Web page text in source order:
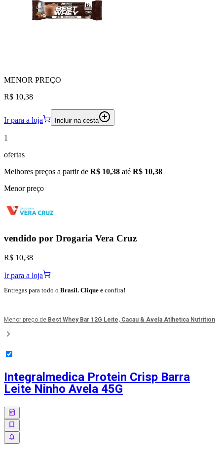
MENOR PREÇO
R$ 10,38
Ir para a loja Incluir na cesta
1
ofertas
Melhores preços a partir de R$ 10,38 até R$ 10,38
Menor preço
vendido por Drogaria Vera Cruz
R$ 10,38
Ir para a loja
Entregas para todo o Brasil. Clique e confira!
Menor preço de Best Whey Bar 12G Leite, Cacau & Avela Atlhetica Nutrition
Integralmedica Protein Crisp Barra
Leite Ninho Avela 45G